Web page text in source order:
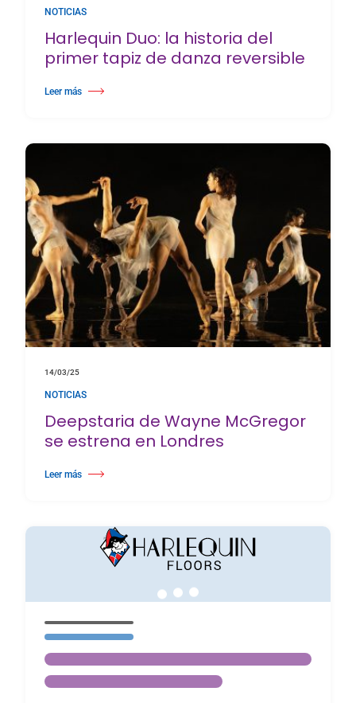
NOTICIAS
Harlequin Duo: la historia del
primer tapiz de danza reversible
Leer más
about Harlequin Duo: la historia del primer tapiz de danza reversible
14/03/25
NOTICIAS
Deepstaria de Wayne McGregor
se estrena en Londres
Leer más
about Deepstaria de Wayne McGregor se estrena en Londres